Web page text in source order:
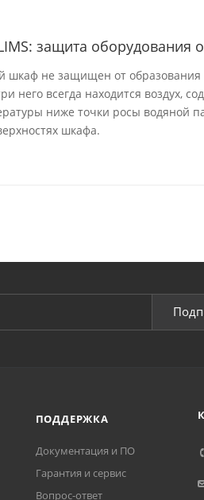
защита оборудования
шкаф не защищен от образования
него всегда находится воздух,
ниже точки росы водяной
шкафа.
ПОДДЕРЖКА
Документация и ПО
Гарантия и сервис
Вопрос-ответ